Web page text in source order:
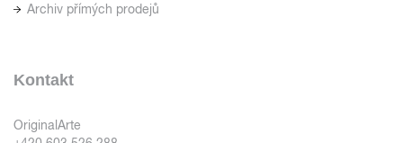
Archiv přímých prodejů
Kontakt
OriginalArte